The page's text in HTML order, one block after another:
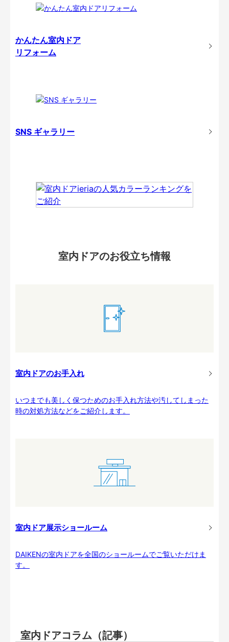
かんたん室内ドア
リフォーム
SNS ギャラリー
室内ドアのお役立ち情報
室内ドアのお手入れ
いつまでも美しく保つためのお手入れ方法や汚してしまった
時の対処方法などをご紹介します。
室内ドア展示ショールーム
DAIKENの室内ドアを全国のショールームでご覧いただけま
す。
室内ドアコラム（記事）